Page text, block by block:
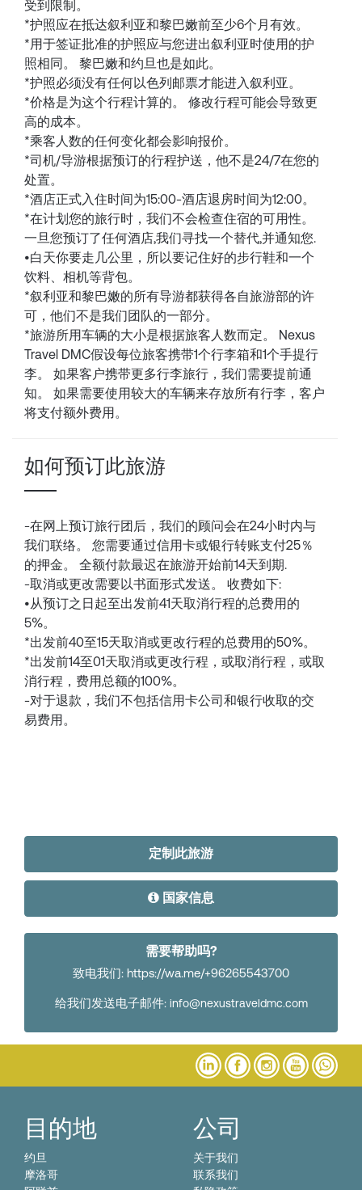
受到限制。
*护照应在抵达叙利亚和黎巴嫩前至少6个月有效。
*用于签证批准的护照应与您进出叙利亚时使用的护
照相同。 黎巴嫩和约旦也是如此。
*护照必须没有任何以色列邮票才能进入叙利亚。
*价格是为这个行程计算的。 修改行程可能会导致更
高的成本。
*乘客人数的任何变化都会影响报价。
*司机/导游根据预订的行程护送，他不是24/7在您的
处置。
*酒店正式入住时间为15:00-酒店退房时间为12:00。
*在计划您的旅行时，我们不会检查住宿的可用性。
一旦您预订了任何酒店,我们寻找一个替代,并通知您.
•白天你要走几公里，所以要记住好的步行鞋和一个
饮料、相机等背包。
*叙利亚和黎巴嫩的所有导游都获得各自旅游部的许
可，他们不是我们团队的一部分。
*旅游所用车辆的大小是根据旅客人数而定。 Nexus
Travel DMC假设每位旅客携带1个行李箱和1个手提行
李。 如果客户携带更多行李旅行，我们需要提前通
知。 如果需要使用较大的车辆来存放所有行李，客户
将支付额外费用。
如何预订此旅游
-在网上预订旅行团后，我们的顾问会在24小时内与
我们联络。 您需要通过信用卡或银行转账支付25％
的押金。 全额付款最迟在旅游开始前14天到期.
-取消或更改需要以书面形式发送。 收费如下:
•从预订之日起至出发前41天取消行程的总费用的
5%。
*出发前40至15天取消或更改行程的总费用的50%。
*出发前14至01天取消或更改行程，或取消行程，或取
消行程，费用总额的100%。
-对于退款，我们不包括信用卡公司和银行收取的交
易费用。
定制此旅游
国家信息
需要帮助吗?
致电我们: https://wa.me/+96265543700
给我们发送电子邮件: info@nexustraveldmc.com
目的地
约旦
摩洛哥
公司
关于我们
联系我们